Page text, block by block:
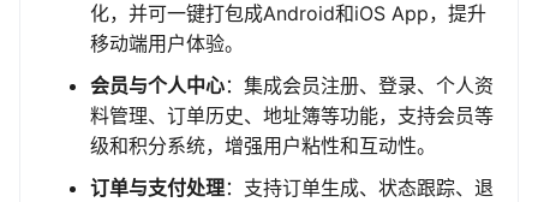
化，并可一键打包成Android和iOS App，提升
移动端用户体验。
会员与个人中心：集成会员注册、登录、个人资
料管理、订单历史、地址簿等功能，支持会员等
级和积分系统，增强用户粘性和互动性。
订单与支付处理：支持订单生成、状态跟踪、退